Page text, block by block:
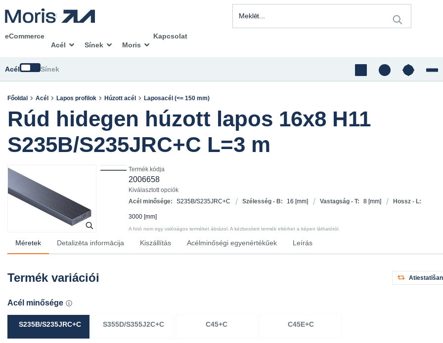
eCommerce
Acél
Sínek Moris
Kapcsolat
Acél Módosítsd
Sínek
Főoldal Acél Lapos profilok Húzott acél Laposacél (<= 150 mm)
Rúd hidegen húzott lapos 16x8 H11
S235B/S235JRC+C L=3 m
Termék kódja
2006658
Kiválasztott opciók
Acél minősége:
S235B/S235JRC+C Szélesség - B: 16 [mm] Vastagság - T: 8 [mm] Hossz - L:
3000 [mm]
A fotó nem egy valóságos terméket ábrázol. A kézbesített termék eltérhet a képen láthatótól.
Méretek Detalizēta informācija Kiszállítás Acélminőségi egyenértékűek Leírás
Termék variációi
Acél minősége
S235B/S235JRC+C S355D/S355J2C+C C45+C C45E+C